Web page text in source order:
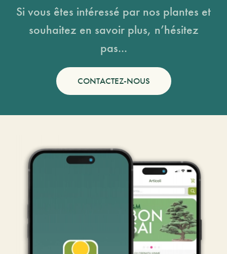
Si vous êtes intéressé par nos plantes et
souhaitez en savoir plus, n’hésitez
pas...
CONTACTEZ-NOUS